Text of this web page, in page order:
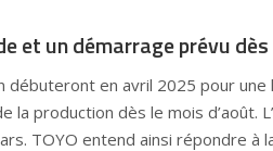
et un démarrage prévu
débuteront en avril 2025 pour une
la production dès le mois d’août.
TOYO entend ainsi répondre à